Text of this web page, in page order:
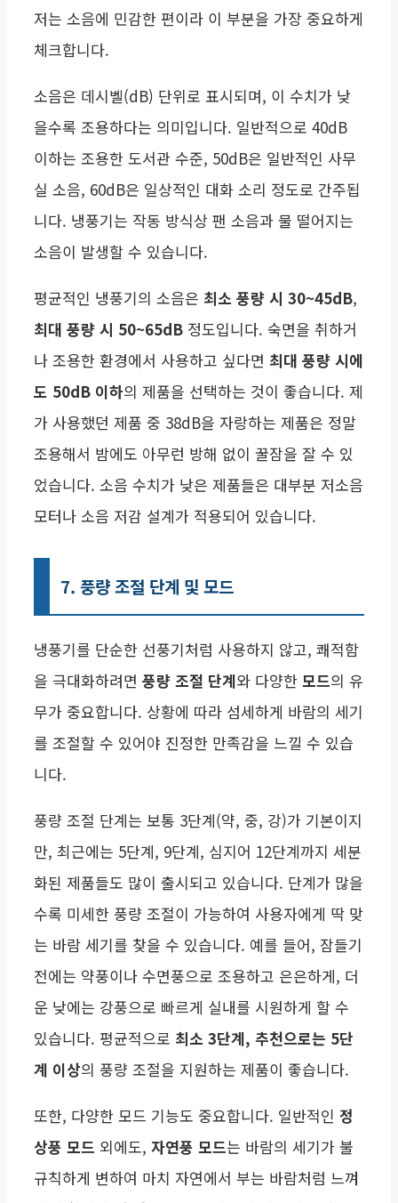
저는 소음에 민감한 편이라 이 부분을 가장 중요하게
체크합니다.
소음은 데시벨(dB) 단위로 표시되며, 이 수치가 낮
을수록 조용하다는 의미입니다. 일반적으로 40dB
이하는 조용한 도서관 수준, 50dB은 일반적인 사무
실 소음, 60dB은 일상적인 대화 소리 정도로 간주됩
니다. 냉풍기는 작동 방식상 팬 소음과 물 떨어지는
소음이 발생할 수 있습니다.
평균적인 냉풍기의 소음은 최소 풍량 시 30~45dB,
최대 풍량 시 50~65dB 정도입니다. 숙면을 취하거
나 조용한 환경에서 사용하고 싶다면 최대 풍량 시에
도 50dB 이하의 제품을 선택하는 것이 좋습니다. 제
가 사용했던 제품 중 38dB을 자랑하는 제품은 정말
조용해서 밤에도 아무런 방해 없이 꿀잠을 잘 수 있
었습니다. 소음 수치가 낮은 제품들은 대부분 저소음
모터나 소음 저감 설계가 적용되어 있습니다.
7. 풍량 조절 단계 및 모드
냉풍기를 단순한 선풍기처럼 사용하지 않고, 쾌적함
을 극대화하려면 풍량 조절 단계와 다양한 모드의 유
무가 중요합니다. 상황에 따라 섬세하게 바람의 세기
를 조절할 수 있어야 진정한 만족감을 느낄 수 있습
니다.
풍량 조절 단계는 보통 3단계(약, 중, 강)가 기본이지
만, 최근에는 5단계, 9단계, 심지어 12단계까지 세분
화된 제품들도 많이 출시되고 있습니다. 단계가 많을
수록 미세한 풍량 조절이 가능하여 사용자에게 딱 맞
는 바람 세기를 찾을 수 있습니다. 예를 들어, 잠들기
전에는 약풍이나 수면풍으로 조용하고 은은하게, 더
운 낮에는 강풍으로 빠르게 실내를 시원하게 할 수
있습니다. 평균적으로 최소 3단계, 추천으로는 5단
계 이상의 풍량 조절을 지원하는 제품이 좋습니다.
또한, 다양한 모드 기능도 중요합니다. 일반적인 정
상풍 모드 외에도, 자연풍 모드는 바람의 세기가 불
규칙하게 변하여 마치 자연에서 부는 바람처럼 느껴